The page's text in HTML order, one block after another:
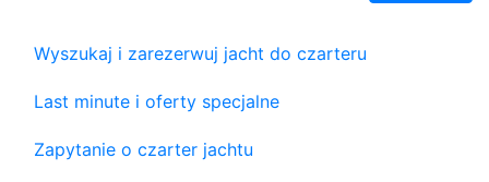
Wyszukaj i zarezerwuj jacht do czarteru
Last minute i oferty specjalne
Zapytanie o czarter jachtu